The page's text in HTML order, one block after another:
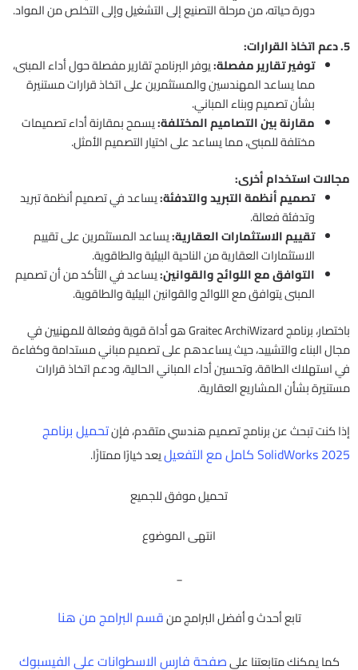
دورة حياته، من مرحلة التصنيع إلى التشغيل وإلى التخلص من المواد.
5. دعم اتخاذ القرارات:
توفير تقارير مفصلة:يوفر البرنامج تقارير مفصلة حول أداء المبنى،
مما يساعد المهندسين والمستثمرين على اتخاذ قرارات مستنيرة
بشأن تصميم وبناء المباني.
مقارنة بين التصاميم المختلفة:يسمح بمقارنة أداء تصميمات
مختلفة للمبنى، مما يساعد على اختيار التصميم الأمثل.
مجالات استخدام أخرى:
تصميم أنظمة التبريد والتدفئة:يساعد في تصميم أنظمة تبريد
وتدفئة فعالة.
تقييم الاستثمارات العقارية:يساعد المستثمرين على تقييم
الاستثمارات العقارية من الناحية البيئية والطاقوية.
التوافق مع اللوائح والقوانين:يساعد في التأكد من أن تصميم
المبنى يتوافق مع اللوائح والقوانين البيئية والطاقوية.
باختصار، برنامج Graitec ArchiWizard هو أداة قوية وفعالة للمهنيين في
مجال البناء والتشييد، حيث يساعدهم على تصميم مباني مستدامة وكفاءة
في استهلاك الطاقة، وتحسين أداء المباني الحالية، ودعم اتخاذ قرارات
مستنيرة بشأن المشاريع العقارية.
إذا كنت تبحث عن برنامج تصميم هندسي متقدم، فإنتحميل برنامج
SolidWorks 2025 كامل مع التفعيل
يعد خيارًا ممتازًا.
تحميل موفق للجميع
انتهى الموضوع
_
تابع أحدث و أفضل البرامج منقسم البرامج من هنا
كما يمكنك متابعتنا علىصفحة فارس الاسطوانات على الفيسبوك